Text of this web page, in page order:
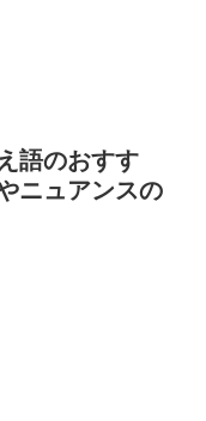
語のおすす
ニュアンスの